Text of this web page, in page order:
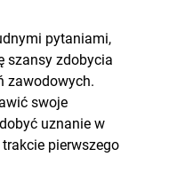
pytaniami,
szansy zdobycia
zawodowych.
swoje
uznanie w
pierwszego